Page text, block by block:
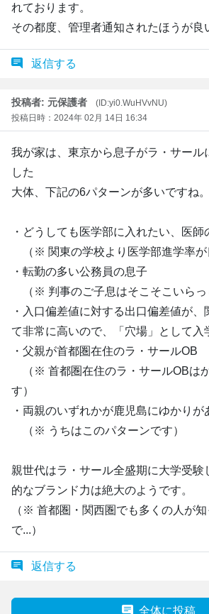
れております。
その都度、管理者通知されたほうが良
返信する
投稿者: 元保護者
(ID:yi0.WuHVvNU)
投稿日時：2024年 02月 14日 16:34
我が家は、東京から息子がラ・サール
した
大体、下記の6パターンが多いですね。
・どうしても医学部に入れたい、医師
（※ 関東の学校より医学部進学率が
・転勤の多い公務員の息子
（※ 判事のご子息はそこそこいらっ
・入口偏差値に対する出口偏差値が
て非常に高いので、「穴場」として入
・父親が首都圏在住のラ・サールOB
（※ 首都圏在住のラ・サールOBは
す）
・両親のいずれかが鹿児島にゆかり
（※ うちはこのパターンです）
親世代はラ・サール全盛期に大学受験
的なブランド力は絶大のようです。
（※ 首都圏・関西圏でも多くの人が
で...）
返信する
全体に投稿